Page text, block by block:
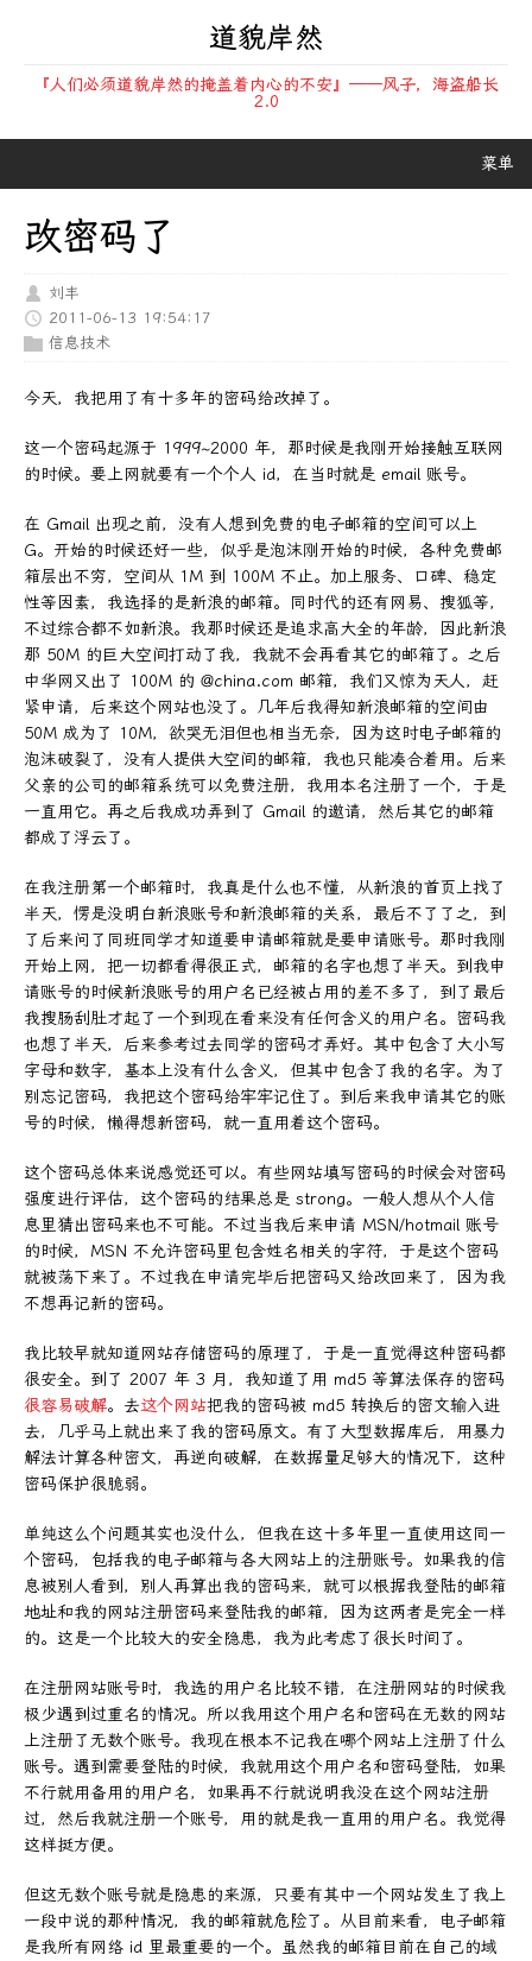
道貌岸然
『人们必须道貌岸然的掩盖着内心的不安』——风子，海盗船长
2.0
菜单
改密码了
刘丰
2011-06-13 19:54:17
信息技术
今天，我把用了有十多年的密码给改掉了。
这一个密码起源于 1999~2000 年，那时候是我刚开始接触互联网
的时候。要上网就要有一个个人 id，在当时就是 email 账号。
在 Gmail 出现之前，没有人想到免费的电子邮箱的空间可以上
G。开始的时候还好一些，似乎是泡沫刚开始的时候，各种免费邮
箱层出不穷，空间从 1M 到 100M 不止。加上服务、口碑、稳定
性等因素，我选择的是新浪的邮箱。同时代的还有网易、搜狐等，
不过综合都不如新浪。我那时候还是追求高大全的年龄，因此新浪
那 50M 的巨大空间打动了我，我就不会再看其它的邮箱了。之后
中华网又出了 100M 的 @china.com 邮箱，我们又惊为天人，赶
紧申请，后来这个网站也没了。几年后我得知新浪邮箱的空间由
50M 成为了 10M，欲哭无泪但也相当无奈，因为这时电子邮箱的
泡沫破裂了，没有人提供大空间的邮箱，我也只能凑合着用。后来
父亲的公司的邮箱系统可以免费注册，我用本名注册了一个，于是
一直用它。再之后我成功弄到了 Gmail 的邀请，然后其它的邮箱
都成了浮云了。
在我注册第一个邮箱时，我真是什么也不懂，从新浪的首页上找了
半天，愣是没明白新浪账号和新浪邮箱的关系，最后不了了之，到
了后来问了同班同学才知道要申请邮箱就是要申请账号。那时我刚
开始上网，把一切都看得很正式，邮箱的名字也想了半天。到我申
请账号的时候新浪账号的用户名已经被占用的差不多了，到了最后
我搜肠刮肚才起了一个到现在看来没有任何含义的用户名。密码我
也想了半天，后来参考过去同学的密码才弄好。其中包含了大小写
字母和数字，基本上没有什么含义，但其中包含了我的名字。为了
别忘记密码，我把这个密码给牢牢记住了。到后来我申请其它的账
号的时候，懒得想新密码，就一直用着这个密码。
这个密码总体来说感觉还可以。有些网站填写密码的时候会对密码
强度进行评估，这个密码的结果总是 strong。一般人想从个人信
息里猜出密码来也不可能。不过当我后来申请 MSN/hotmail 账号
的时候，MSN 不允许密码里包含姓名相关的字符，于是这个密码
就被荡下来了。不过我在申请完毕后把密码又给改回来了，因为我
不想再记新的密码。
我比较早就知道网站存储密码的原理了，于是一直觉得这种密码都
很安全。到了 2007 年 3 月，我知道了用 md5 等算法保存的密码
很容易破解。去这个网站把我的密码被 md5 转换后的密文输入进
去，几乎马上就出来了我的密码原文。有了大型数据库后，用暴力
解法计算各种密文，再逆向破解，在数据量足够大的情况下，这种
密码保护很脆弱。
单纯这么个问题其实也没什么，但我在这十多年里一直使用这同一
个密码，包括我的电子邮箱与各大网站上的注册账号。如果我的信
息被别人看到，别人再算出我的密码来，就可以根据我登陆的邮箱
地址和我的网站注册密码来登陆我的邮箱，因为这两者是完全一样
的。这是一个比较大的安全隐患，我为此考虑了很长时间了。
在注册网站账号时，我选的用户名比较不错，在注册网站的时候我
极少遇到过重名的情况。所以我用这个用户名和密码在无数的网站
上注册了无数个账号。我现在根本不记我在哪个网站上注册了什么
账号。遇到需要登陆的时候，我就用这个用户名和密码登陆，如果
不行就用备用的用户名，如果再不行就说明我没在这个网站注册
过，然后我就注册一个账号，用的就是我一直用的用户名。我觉得
这样挺方便。
但这无数个账号就是隐患的来源，只要有其中一个网站发生了我上
一段中说的那种情况，我的邮箱就危险了。从目前来看，电子邮箱
是我所有网络 id 里最重要的一个。虽然我的邮箱目前在自己的域